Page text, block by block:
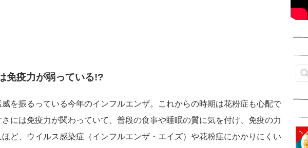
免疫力が弱っている!?
を振るっている今年のインフルエンザ。これからの時期は花粉症も心配で
には免疫力が関わっていて、普段の食事や睡眠の質に気を付け、免疫の力
ど、ウイルス感染症（インフルエンザ・エイズ）や花粉症にかかりにくい
1